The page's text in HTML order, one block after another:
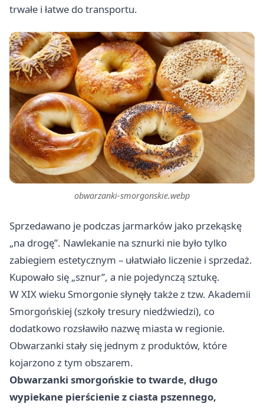
trwałe i łatwe do transportu.
obwarzanki-smorgonskie.webp
Sprzedawano je podczas jarmarków jako przekąskę
„na drogę”. Nawlekanie na sznurki nie było tylko
zabiegiem estetycznym – ułatwiało liczenie i sprzedaż.
Kupowało się „sznur”, a nie pojedynczą sztukę.
W XIX wieku Smorgonie słynęły także z tzw. Akademii
Smorgońskiej (szkoły tresury niedźwiedzi), co
dodatkowo rozsławiło nazwę miasta w regionie.
Obwarzanki stały się jednym z produktów, które
kojarzono z tym obszarem.
Obwarzanki smorgońskie to twarde, długo
wypiekane pierścienie z ciasta pszennego,